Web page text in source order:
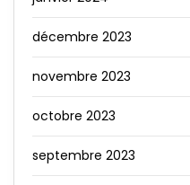
décembre 2023
novembre 2023
octobre 2023
septembre 2023